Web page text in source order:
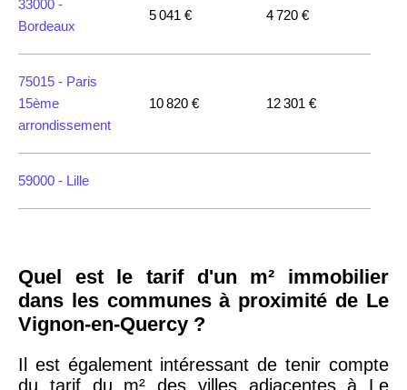
33000 -
Bordeaux
5 041 € 4 720 €
75015 - Paris
15ème
arrondissement
10 820 € 12 301 €
59000 - Lille
75018 -
Paris
18ème
arrondissement
Quel est le tarif d'un m² immobilier
dans les communes à proximité de Le
Vignon-en-Quercy ?
Il est également intéressant de tenir compte
du tarif du m² des villes adjacentes à Le